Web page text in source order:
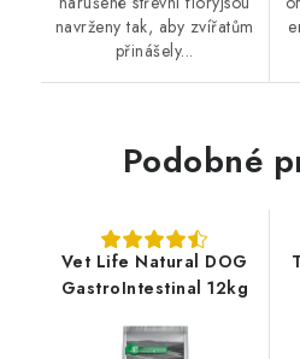
navrženy tak, aby zvířatům
přinášely...
Podobné
Vet Life Natural DOG
GastroIntestinal 12kg